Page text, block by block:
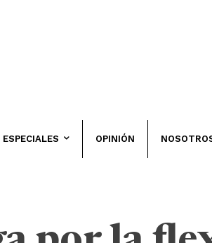
ESPECIALES OPINIÓN